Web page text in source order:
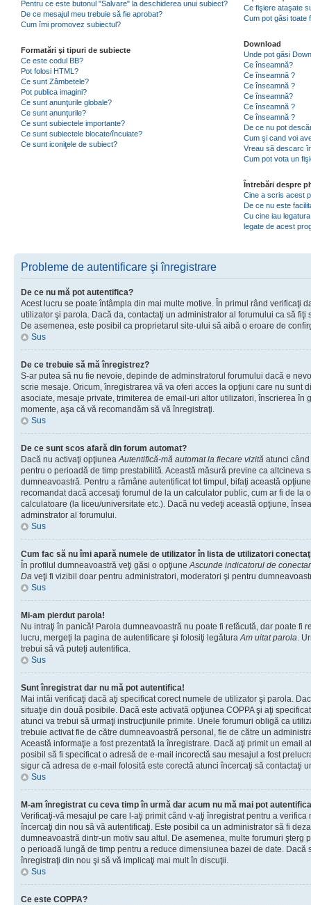
Pentru ce este butonul "Salvare" la deschiderea unui subiect?
De ce mesajul meu trebuie să fie aprobat?
Cum îmi promovez subiectul?
Formatări şi tipuri de subiecte
Ce este codul BB?
Pot folosi HTML?
Ce sunt Zâmbetele?
Pot publica imagini?
Ce sunt anunţurile globale?
Ce sunt anunţurile?
Ce sunt subiectele importante?
Ce sunt subiectele blocate/încuiate?
Ce sunt iconiţele de subiect?
Ce fişiere ataşate
Cum pot găsi toate
Download
Unde pot găsi
Ce înseamnă?
Ce înseamnă ?
Ce înseamnă ?
Ce înseamnă?
Ce înseamnă ?
Ce înseamnă ?
De ce nu pot
Cum şi cand voi
Vreau să descarc
Cum pot vota un
Întrebări despre
Cine a scris acest
De ce nu este
Cu cine iau
legate de acest
Probleme de autentificare şi înregistrare
De ce nu mă pot autentifica?
Acest lucru se poate întâmpla din mai multe motive. În primul rând verificaţi
utilizator şi parola. Dacă da, contactaţi un administrator al forumului ca să fiţi
De asemenea, este posibil ca proprietarul site-ului să aibă o eroare de
Sus
De ce trebuie să mă înregistrez?
S-ar putea să nu fie nevoie, depinde de adminstratorul forumului dacă e
scrie mesaje. Oricum, înregistrarea vă va oferi acces la opţiuni care nu sunt
asociate, mesaje private, trimiterea de email-uri altor utilizatori, înscrierea în
momente, aşa că vă recomandăm să vă înregistraţi.
Sus
De ce sunt scos afară din forum automat?
Dacă nu activaţi opţiuneaAutentifică-mă automat la fiecare vizită atunci
pentru o perioadă de timp prestabilită. Această măsură previne ca altcineva
dumneavoastră. Pentru a rămâne autentificat tot timpul, bifaţi această
recomandat dacă accesaţi forumul de la un calculator public, cum ar fi de la
calculatoare (la liceu/universitate etc.). Dacă nu vedeţi această opţiune,
adminstrator al forumului.
Sus
Cum fac să nu îmi apară numele de utilizator în lista de utilizatori
În profilul dumneavoastră veţi găsi o opţiuneAscunde indicatorul de
Da veţi fi vizibil doar pentru administratori, moderatori şi pentru
Sus
Mi-am pierdut parola!
Nu intraţi în panică! Parola dumneavoastră nu poate fi refăcută, dar poate fi
lucru, mergeţi la pagina de autentificare şi folosiţi legăturaAm uitat parola.
trebui să vă puteţi autentifica.
Sus
Sunt înregistrat dar nu mă pot autentifica!
Mai intâi verificaţi dacă aţi specificat corect numele de utilizator şi parola.
situaţie din două posibile. Dacă este activată opţiunea COPPA şi aţi
atunci va trebui să urmaţi instrucţiunile primite. Unele forumuri obligă ca
trebuie activat fie de către dumneavoastră personal, fie de către un
Această informaţie a fost prezentată la înregistrare. Dacă aţi primit un email
posibil să fi specificat o adresă de e-mail incorectă sau mesajul a fost
sigur că adresa de e-mail folosită este corectă atunci încercaţi să contactaţi
Sus
M-am înregistrat cu ceva timp în urmă dar acum nu mă mai pot
Verificaţi-vă mesajul pe care l-aţi primit când v-aţi înregistrat pentru a
încercaţi din nou să vă autentificaţi. Este posibil ca un administrator să fi
dumneavoastră dintr-un motiv sau altul. De asemenea, multe forumuri şterg
o perioadă lungă de timp pentru a reduce dimensiunea bazei de date. Dacă
înregistraţi din nou şi să vă implicaţi mai mult în discuţii.
Sus
Ce este COPPA?